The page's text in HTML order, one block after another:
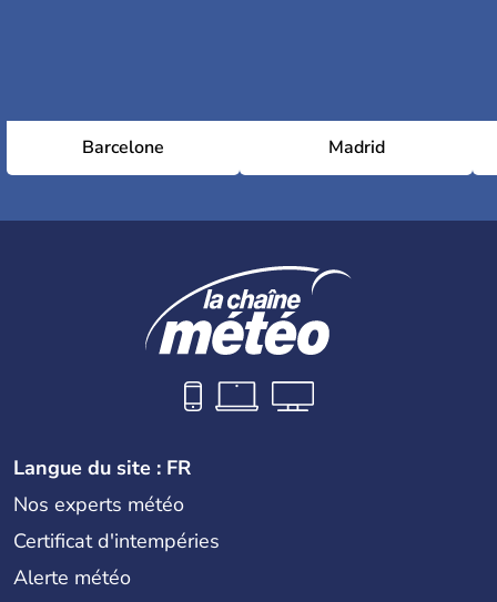
Barcelone Madrid
Langue du site : FR
Nos experts météo
Certificat d'intempéries
Alerte météo